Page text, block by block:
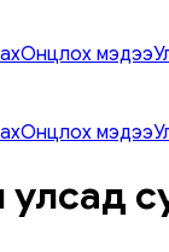
Онцлох мэдээ
Онцлох мэдээ